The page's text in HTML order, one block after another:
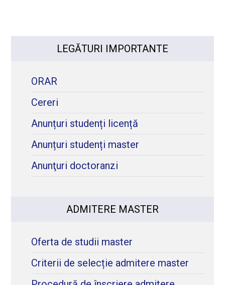
LEGĂTURI IMPORTANTE
ORAR
Cereri
Anunțuri studenți licență
Anunțuri studenți master
Anunţuri doctoranzi
ADMITERE MASTER
Oferta de studii master
Criterii de selecție admitere master